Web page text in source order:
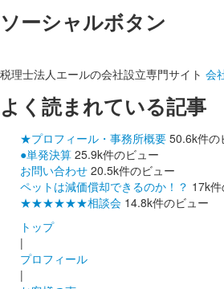
ソーシャルボタン
税理士法人エールの会社設立専門サイト 会
よく読まれている記事
★プロフィール・事務所概要 50.6k件の
●単発決算 25.9k件のビュー
お問い合わせ 20.5k件のビュー
ペットは減価償却できるのか！？ 17k
★★★★★★相談会 14.8k件のビュー
トップ
|
プロフィール
|